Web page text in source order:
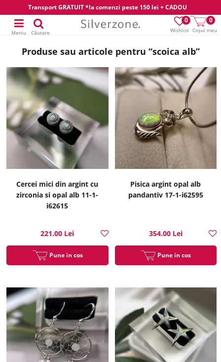
Transport GRATUIT *la comenzi peste 150 lei + CADOU
Wishlist
0
Coșul meu
0
Meniu Căutare
Produse sau articole pentru “scoica alb”
Cercei mici din argint cu
zirconia si opal alb 11-1-
i62615
221.00 Lei
Pune in cos
Pisica argint opal alb
pandantiv 17-1-i62595
354.00 Lei
Pune in cos